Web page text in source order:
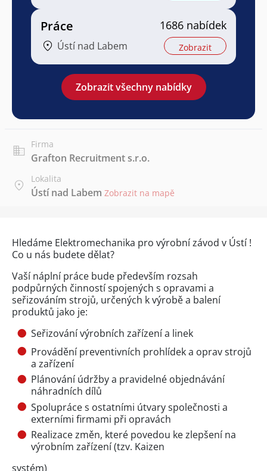
Práce
Ústí nad Labem
1686 nabídek
Zobrazit
Zobrazit všechny nabídky
Firma
Grafton Recruitment s.r.o.
Lokalita
Ústí nad Labem Zobrazit na mapě
Hledáme Elektromechanika pro výrobní závod v Ústí !
Co u nás budete dělat?
Vaší náplní práce bude především rozsah
podpůrných činností spojených s opravami a
seřizováním strojů, určených k výrobě a balení
produktů jako je:
Seřizování výrobních zařízení a linek
Provádění preventivních prohlídek a oprav strojů
a zařízení
Plánování údržby a pravidelné objednávání
náhradních dílů
Spolupráce s ostatními útvary společnosti a
externími firmami při opravách
Realizace změn, které povedou ke zlepšení na
výrobním zařízení (tzv. Kaizen
systém)